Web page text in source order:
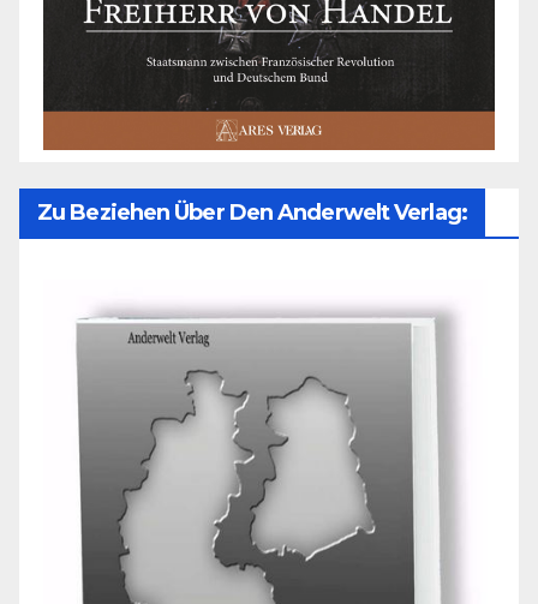
Zu Beziehen Über Den Anderwelt Verlag: